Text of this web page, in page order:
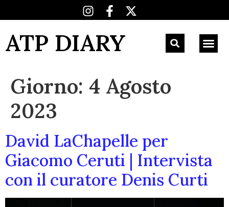
ATP DIARY
Giorno: 4 Agosto
2023
David LaChapelle per
Giacomo Ceruti | Intervista
con il curatore Denis Curti